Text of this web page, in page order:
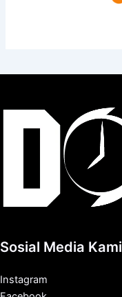
Sosial Media Kami
Instagram